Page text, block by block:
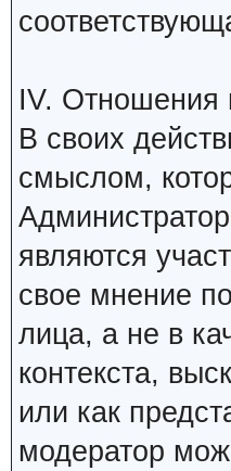
IV. Отношения
В своих
смыслом,
являются
свое мнение
лица, а не в
контекста,
или как
модератор